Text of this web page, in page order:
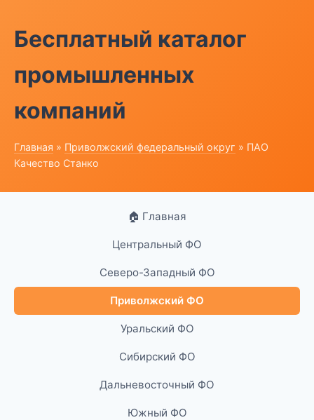
Бесплатный каталог
промышленных
компаний
Главная » Приволжский федеральный округ » ПАО
Качество Станко
🏠 Главная
Центральный ФО
Северо-Западный ФО
Приволжский ФО
Уральский ФО
Сибирский ФО
Дальневосточный ФО
Южный ФО